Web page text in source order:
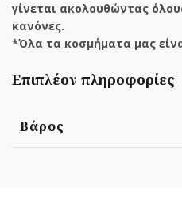
γίνεται ακολουθώντας
κανόνες.
*Όλα τα κοσμήματα μας
Επιπλέον πληροφορίες
Βάρος